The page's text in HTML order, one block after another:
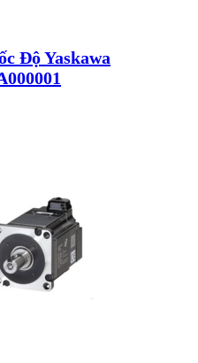
Độ Yaskawa